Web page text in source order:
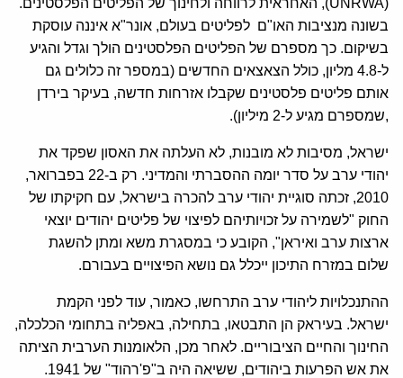
בשונה מנציבות האו"ם לפליטים בעולם, אונר"א איננה עוסקת
בשיקום. כך מספרם של הפליטים הפלסטינים הולך וגדל והגיע
ל-4.8 מליון, כולל הצאצאים החדשים (במספר זה כלולים גם
אותם פליטים פלסטינים שקבלו אזרחות חדשה, בעיקר בירדן
,שמספרם מגיע ל-2 מיליון).
ישראל, מסיבות לא מובנות, לא העלתה את האסון שפקד את
יהודי ערב על סדר יומה ההסברתי והמדיני. רק ב-22 בפברואר,
2010, זכתה סוגיית יהודי ערב להכרה בישראל, עם חקיקתו של
החוק "לשמירה על זכויותיהם לפיצוי של פליטים יהודים יוצאי
ארצות ערב ואיראן", הקובע כי במסגרת משא ומתן להשגת
שלום במזרח התיכון ייכלל גם נושא הפיצויים בעבורם.
ההתנכלויות ליהודי ערב התרחשו, כאמור, עוד לפני הקמת
ישראל. בעיראק הן התבטאו, בתחילה, באפליה בתחומי הכלכלה,
החינוך והחיים הציבוריים. לאחר מכן, הלאומנות הערבית הציתה
את אש הפרעות ביהודים, ששיאה היה ב"פ'רהוד" של 1941.